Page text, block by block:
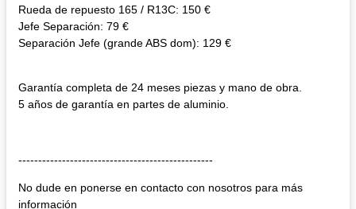
Rueda de repuesto 165 / R13C: 150 €
Jefe Separación: 79 €
Separación Jefe (grande ABS dom): 129 €
Garantía completa de 24 meses piezas y mano de obra.
5 años de garantía en partes de aluminio.
-------------------------------------------------
No dude en ponerse en contacto con nosotros para más
información